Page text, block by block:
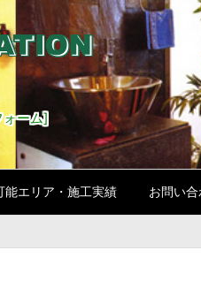
ーム]
能エリア・施工実績 お問い